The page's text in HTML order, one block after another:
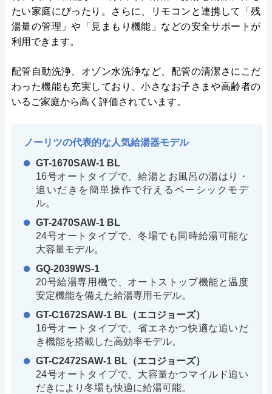
たい家庭にぴったり。さらに、リモコンと連携して「残
湯量の管理」や「見まもり機能」などの安全サポートが
利用できます。
配管自動洗浄、オゾン水洗浄など、配管の清潔さにこだ
わった機能も充実しており、小さなお子さまや高齢者の
いるご家庭から高く評価されています。
ノーリツの代表的な人気給湯器モデル
GT-1670SAW-1 BL
16号オートタイプで、給湯とお風呂の湯はり・
追いだきを簡単操作で行えるベーシックモデ
ル。
GT-2470SAW-1 BL
24号オートタイプで、冬場でも同時給湯可能な
大容量モデル。
GQ-2039WS-1
20号給湯専用機で、オートストップ機能と温度
安定機能を備えた給湯専用モデル。
GT-C1672SAW-1 BL（エコジョーズ）
16号オートタイプで、省エネかつ快適な追いだ
き機能を搭載した高効率モデル。
GT-C2472SAW-1 BL（エコジョーズ）
24号オートタイプで、大容量かつマイルド追い
だきにより冬場も快適に給湯可能。